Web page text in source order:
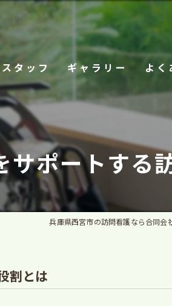
スタッフ ギャラリー よく
サポートする
兵庫県西宮市の訪問看護なら合同会
割とは